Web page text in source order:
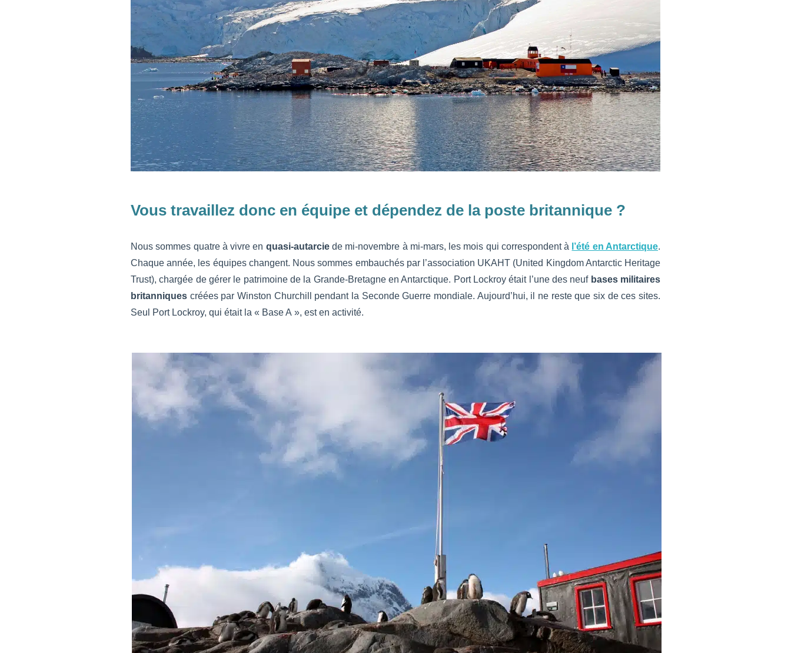
Vous travaillez donc en équipe et dépendez de la poste britannique ?
Nous sommes quatre à vivre en quasi-autarciede mi-novembre à mi-mars, les mois qui correspondent à l’été en Antarctique.
Chaque année, les équipes changent. Nous sommes embauchés par l’association UKAHT (United Kingdom Antarctic Heritage
Trust), chargée de gérer le patrimoine de la Grande-Bretagne en Antarctique. Port Lockroy était l’une des neuf bases militaires
britanniques créées par Winston Churchill pendant la Seconde Guerre mondiale. Aujourd’hui, il ne reste que six de ces sites.
Seul Port Lockroy, qui était la « Base A », est en activité.